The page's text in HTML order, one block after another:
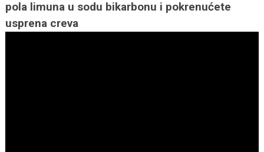
pola limuna u sodu bikarbonu i pokrenućete
usprena creva